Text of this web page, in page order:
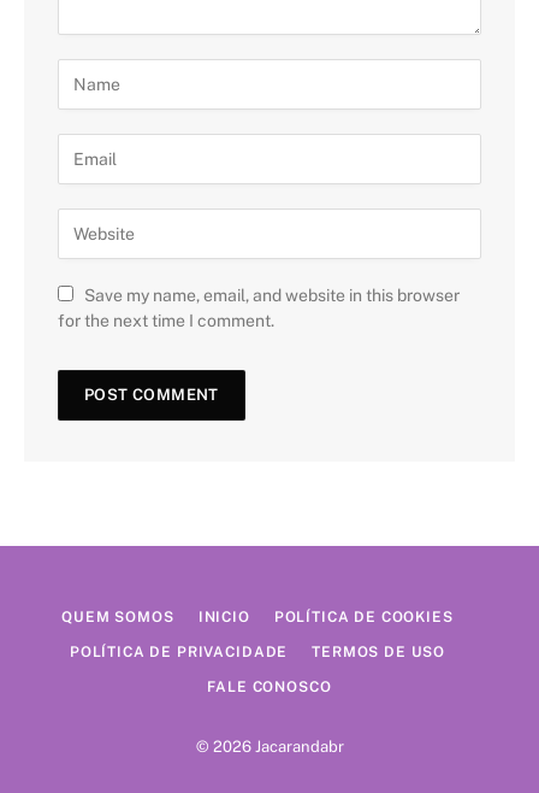
Save my name, email, and website in this browser
for the next time I comment.
QUEM SOMOS INICIO POLÍTICA DE COOKIES
POLÍTICA DE PRIVACIDADE TERMOS DE USO
FALE CONOSCO
© 2026 Jacarandabr